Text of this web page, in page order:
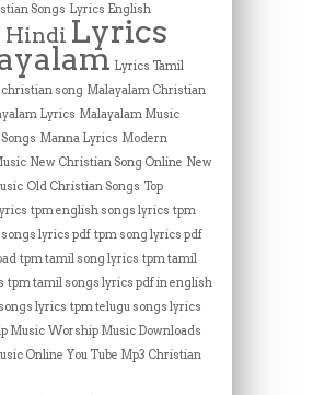
Songs Lyrics English
Hindi Lyrics
Lyrics Tamil
song Malayalam Christian
Lyrics Malayalam Music
Manna Lyrics Modern
New Christian Song Online New
Old Christian Songs Top
tpm english songs lyrics tpm
lyrics pdf tpm song lyrics pdf
tpm tamil song lyrics tpm tamil
tpm tamil songs lyrics pdf in english
lyrics tpm telugu songs lyrics
Music Worship Music Downloads
Online You Tube Mp3 Christian